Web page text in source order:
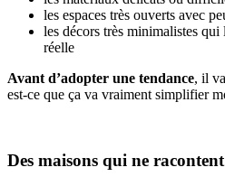
les espaces très ouverts avec
les décors très minimalistes
réelle
Avant d’adopter une tendance, il
est-ce que ça va vraiment simplifier
Des maisons qui ne